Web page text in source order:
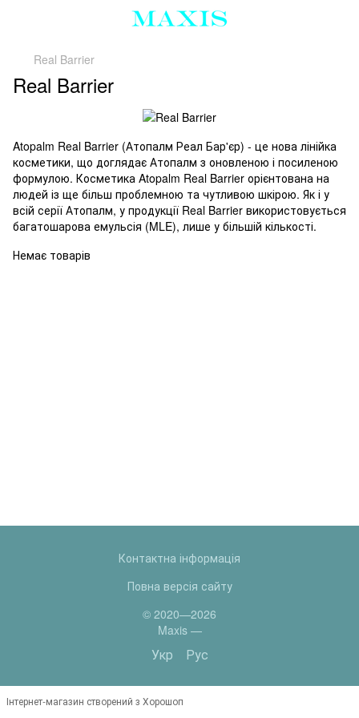
Real Barrier
Real Barrier
Atopalm Real Barrier (Атопалм Реал Бар'єр) - це нова лінійка
косметики, що доглядає Атопалм з оновленою і посиленою
формулою. Косметика Atopalm Real Barrier орієнтована на
людей із ще більш проблемною та чутливою шкірою. Як і у
всій серії Атопалм, у продукції Real Barrier використовується
багатошарова емульсія (MLE), лише у більшій кількості.
Немає товарів
Контактна інформація
Повна версія сайту
© 2020—2026
Maxis —
Укр Рус
Інтернет-магазин створений з Хорошоп